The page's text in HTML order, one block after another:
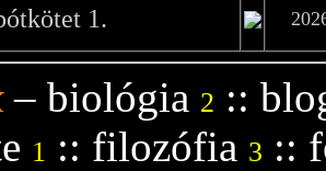
1.
– biológia 2 ::
1 :: filozófia 3 ::